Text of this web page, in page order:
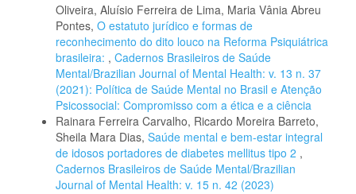
Oliveira, Aluísio Ferreira de Lima, Maria Vânia Abreu
Pontes, O estatuto jurídico e formas de
reconhecimento do dito louco na Reforma Psiquiátrica
brasileira: , Cadernos Brasileiros de Saúde
Mental/Brazilian Journal of Mental Health: v. 13 n. 37
(2021): Política de Saúde Mental no Brasil e Atenção
Psicossocial: Compromisso com a ética e a ciência
Rainara Ferreira Carvalho, Ricardo Moreira Barreto,
Sheila Mara Dias, Saúde mental e bem-estar integral
de idosos portadores de diabetes mellitus tipo 2 ,
Cadernos Brasileiros de Saúde Mental/Brazilian
Journal of Mental Health: v. 15 n. 42 (2023)